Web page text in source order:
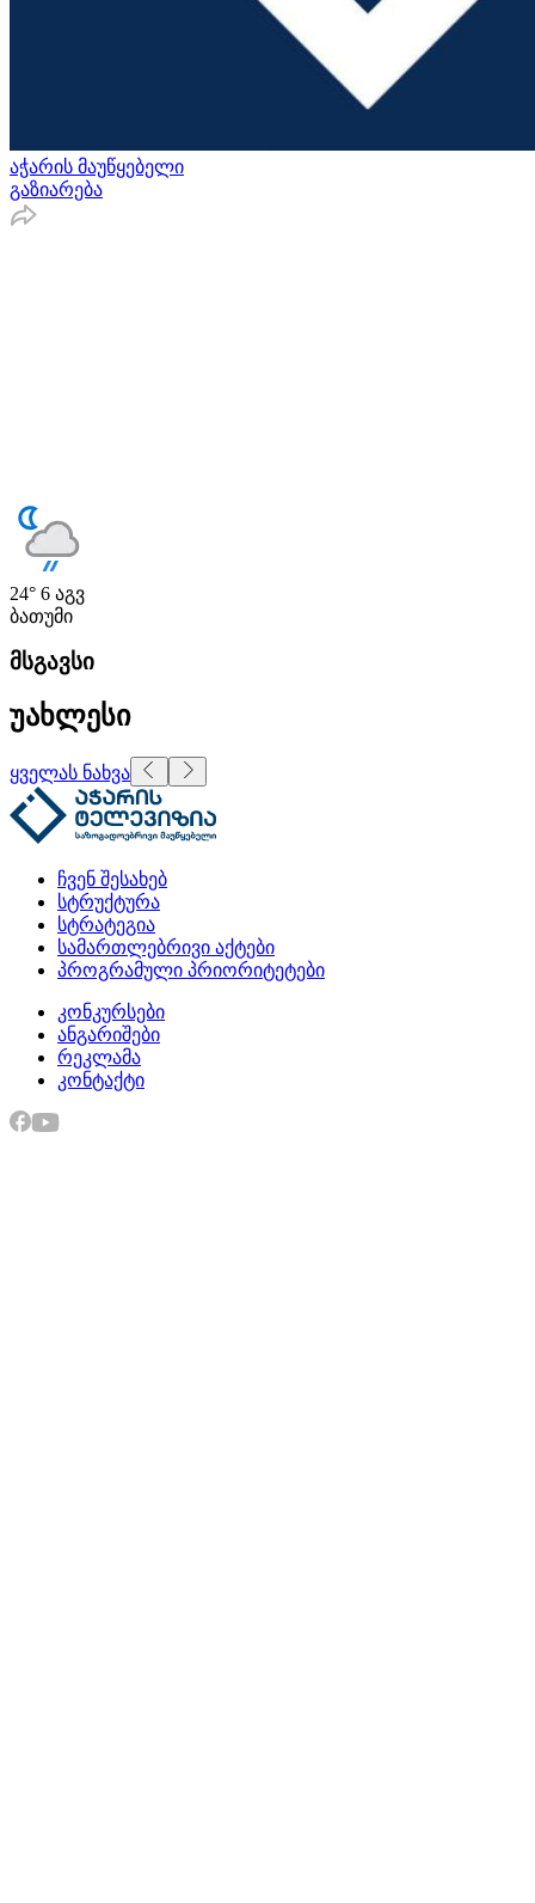
აჭარის მაუწყებელი
გაზიარება
24° 6 აგვ
ბათუმი
მსგავსი
უახლესი
ყველას ნახვა
ჩვენ შესახებ
სტრუქტურა
სტრატეგია
სამართლებრივი აქტები
პროგრამული პრიორიტეტები
კონკურსები
ანგარიშები
რეკლამა
კონტაქტი